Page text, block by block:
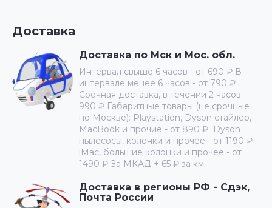
Доставка
Доставка по Мск и Мос. обл.
Интервал свыше 6 часов - от 690 ₽ В
интервале менее 6 часов - от 790 ₽
Срочная доставка, в течении 2 часов -
990 ₽ Габаритные товары (не срочные
по Москве): Playstation, Dyson стайлер,
MacBook и прочие - от 890 ₽ Dyson
пылесосы, колонки и прочее - от 1190 ₽
iMac, большие колонки и прочее - от
1490 ₽ За МКАД + 65 ₽ за км.
Доставка в регионы РФ - Сдэк,
Почта России